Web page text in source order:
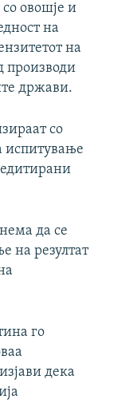
овошје и
на
на
производи
држави.
со
испитување
да се
на резултат
го
дека